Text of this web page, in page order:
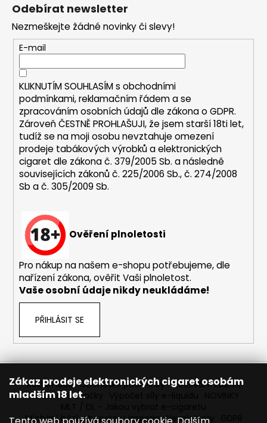
Zákaz prodeje elektronických cigaret osobám
mladším 18 let.
HLEDAT
D
o
p
u
u
FIFTY
BOOSTER
IMPERIA
Kč
Původně:
649
Kč
Odebírat newsletter
Nezmeškejte žádné novinky či slevy!
E-mail
KLIKNUTÍM SOUHLASÍM s obchodními
podmínkami,reklamačním řádem a se
zpracováním osobních údajů dle zákona oGDPR.
Zároveň ČESTNĚ PROHLAŠUJI, že jsem starší 18ti let,
tudíž se na moji osobu nevztahuje omezení
prodeje tabákových výrobků a elektronických
cigaret dle zákona č. 379/2005 Sb. a následně
souvisejících zákonů č. 225/2006 Sb., č. 274/2008
Sb a č. 305/2009 Sb.
Ověření plnoletosti
Pro nákup na našem e-shopu potřebujeme, dle
nařízení zákona, ověřit Vaši plnoletost.
Vaše osobní údaje nikdy neukládáme!
PŘIHLÁSIT SE
Reklamace Obchodní podmínky Sledování zásilek
Prodávané značky
Míchání bází a boosteru Imperia Newslettery